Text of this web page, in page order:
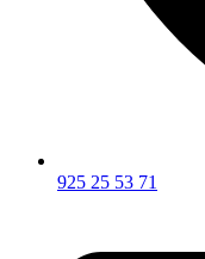
925 25 53 71